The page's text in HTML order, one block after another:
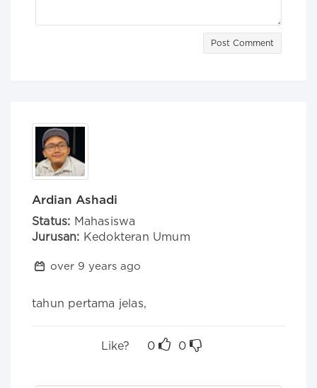
Post Comment
Ardian Ashadi
Status: Mahasiswa
Jurusan: Kedokteran Umum
over 9 years ago
tahun pertama jelas,
Like? 0 0